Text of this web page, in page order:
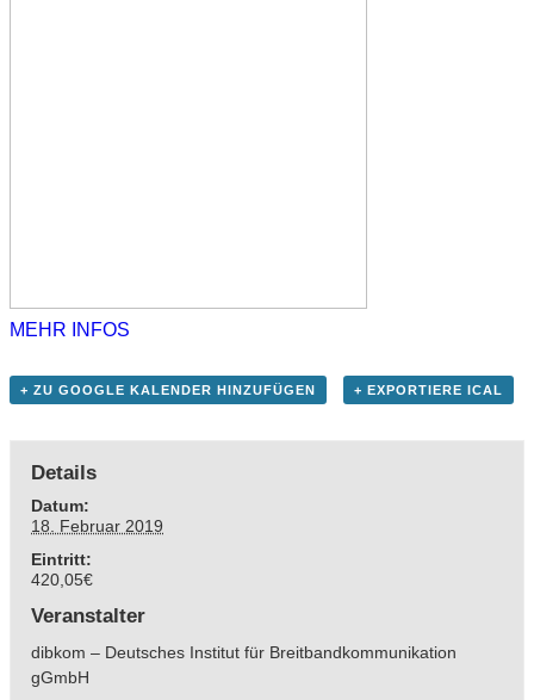
MEHR INFOS
+ ZU GOOGLE KALENDER HINZUFÜGEN + EXPORTIERE ICAL
Details
Datum:
18. Februar 2019
Eintritt:
420,05€
Veranstalter
dibkom – Deutsches Institut für Breitbandkommunikation
gGmbH